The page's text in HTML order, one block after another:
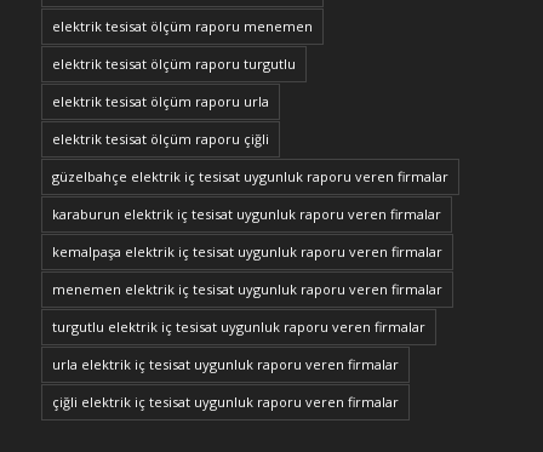
elektrik tesisat ölçüm raporu menemen
elektrik tesisat ölçüm raporu turgutlu
elektrik tesisat ölçüm raporu urla
elektrik tesisat ölçüm raporu çiğli
güzelbahçe elektrik iç tesisat uygunluk raporu veren firmalar
karaburun elektrik iç tesisat uygunluk raporu veren firmalar
kemalpaşa elektrik iç tesisat uygunluk raporu veren firmalar
menemen elektrik iç tesisat uygunluk raporu veren firmalar
turgutlu elektrik iç tesisat uygunluk raporu veren firmalar
urla elektrik iç tesisat uygunluk raporu veren firmalar
çiğli elektrik iç tesisat uygunluk raporu veren firmalar